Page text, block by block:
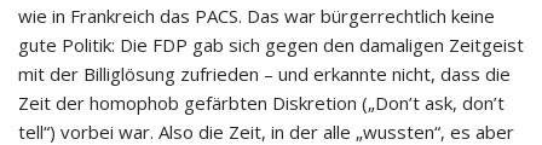
wie in Frankreich das PACS. Das war bürgerrechtlich keine
gute Politik: Die FDP gab sich gegen den damaligen Zeitgeist
mit der Billiglösung zufrieden – und erkannte nicht, dass die
Zeit der homophob gefärbten Diskretion („Don’t ask, don’t
tell“) vorbei war. Also die Zeit, in der alle „wussten“, es aber